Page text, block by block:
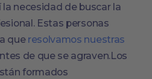
la necesidad de buscar la
Estas personas
que resolvamos nuestras
de que se agraven.Los
formados